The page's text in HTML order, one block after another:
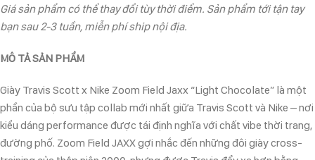
Giá sản phẩm có thể thay đổi tùy thời điểm. Sản phẩm tới tận tay
bạn sau 2-3 tuần, miễn phí ship nội địa.
MÔ TẢ SẢN PHẨM
Giày Travis Scott x Nike Zoom Field Jaxx “Light Chocolate” là một
phần của bộ sưu tập collab mới nhất giữa Travis Scott và Nike – nơi
kiểu dáng performance được tái định nghĩa với chất vibe thời trang,
đường phố. Zoom Field JAXX gợi nhắc đến những đôi giày cross-